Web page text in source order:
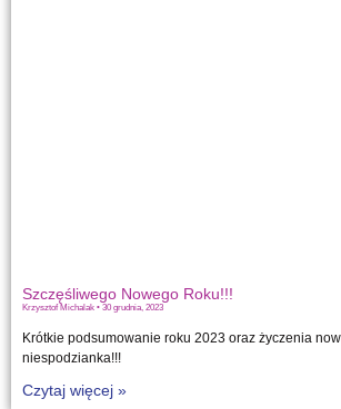
Szczęśliwego Nowego Roku!!!
Krzysztof Michalak 30 grudnia, 2023
Krótkie podsumowanie roku 2023 oraz życzenia
niespodzianka!!!
Czytaj więcej »